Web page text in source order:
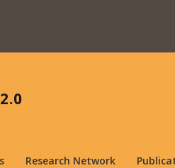
Research Network